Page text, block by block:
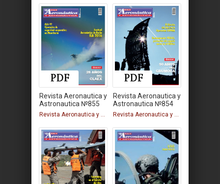
Revista Aeronautica y
Astronautica №855
Revista Aeronautica y Astronautica
Revista Aeronautica y
Astronautica №854
Revista Aeronautica y Astronautica